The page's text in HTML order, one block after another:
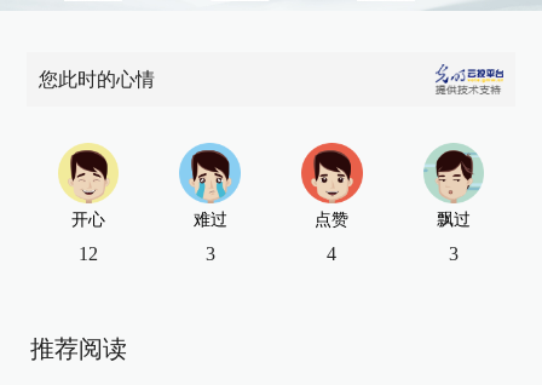
您此时的心情
开心
12
难过
3
点赞
4
飘过
3
推荐阅读